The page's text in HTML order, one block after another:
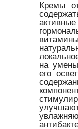
Кремы
на
его